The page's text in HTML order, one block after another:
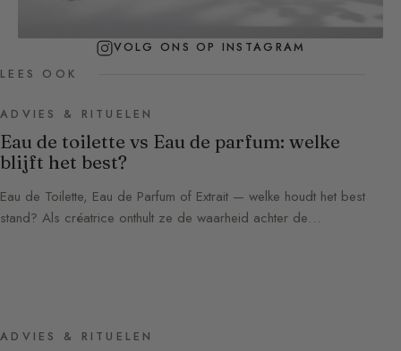
VOLG ONS OP INSTAGRAM
LEES OOK
ADVIES & RITUELEN
Eau de toilette vs Eau de parfum: welke
blijft het best?
Eau de Toilette, Eau de Parfum of Extrait — welke houdt het best
stand? Als créatrice onthult ze de waarheid achter de…
ADVIES & RITUELEN